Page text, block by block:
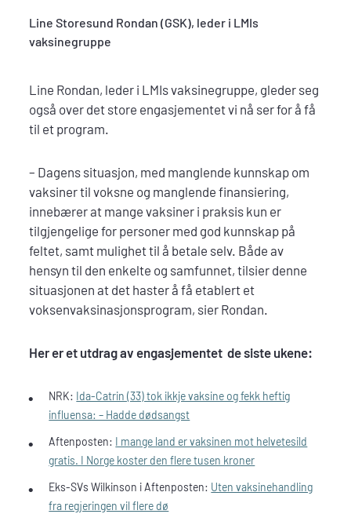
Line Storesund Rondan (GSK), leder i LMIs
vaksinegruppe
Line Rondan, leder i LMIs vaksinegruppe, gleder seg
også over det store engasjementet vi nå ser for å få
til et program.
– Dagens situasjon, med manglende kunnskap om
vaksiner til voksne og manglende finansiering,
innebærer at mange vaksiner i praksis kun er
tilgjengelige for personer med god kunnskap på
feltet, samt mulighet til å betale selv. Både av
hensyn til den enkelte og samfunnet, tilsier denne
situasjonen at det haster å få etablert et
voksenvaksinasjonsprogram, sier Rondan.
Her er et utdrag av engasjementet de siste ukene:
NRK: Ida-Catrin (33) tok ikkje vaksine og fekk heftig
influensa: – Hadde dødsangst
Aftenposten: I mange land er vaksinen mot helvetesild
gratis. I Norge koster den flere tusen kroner
Eks-SVs Wilkinson i Aftenposten: Uten vaksinehandling
fra regjeringen vil flere dø